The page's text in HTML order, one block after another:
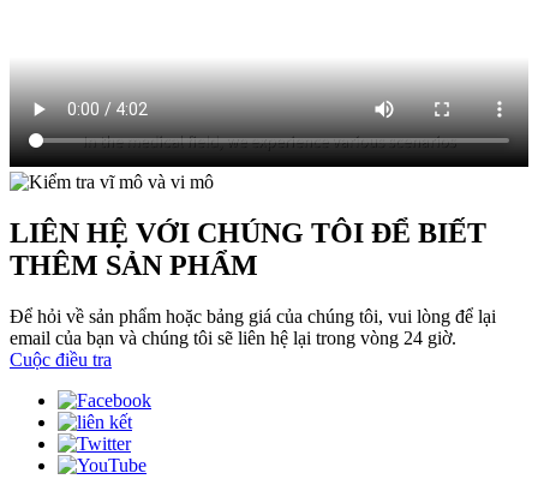
LIÊN HỆ VỚI CHÚNG TÔI ĐỂ BIẾT
THÊM SẢN PHẨM
Để hỏi về sản phẩm hoặc bảng giá của chúng tôi, vui lòng để lại
email của bạn và chúng tôi sẽ liên hệ lại trong vòng 24 giờ.
Cuộc điều tra